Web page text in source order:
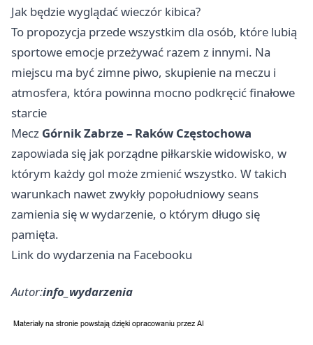
Jak będzie wyglądać wieczór kibica?
To propozycja przede wszystkim dla osób, które lubią
sportowe emocje przeżywać razem z innymi. Na
miejscu ma być zimne piwo, skupienie na meczu i
atmosfera, która powinna mocno podkręcić finałowe
starcie
Mecz Górnik Zabrze – Raków Częstochowa
zapowiada się jak porządne piłkarskie widowisko, w
którym każdy gol może zmienić wszystko. W takich
warunkach nawet zwykły popołudniowy seans
zamienia się w wydarzenie, o którym długo się
pamięta.
Link do wydarzenia na Facebooku
Autor:info_wydarzenia